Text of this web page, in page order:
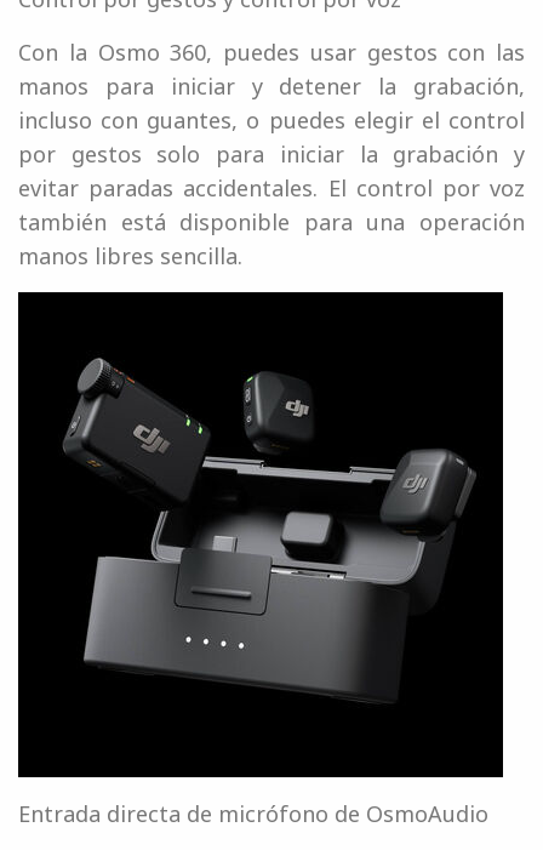
Con la Osmo 360, puedes usar gestos con las
manos para iniciar y detener la grabación,
incluso con guantes, o puedes elegir el control
por gestos solo para iniciar la grabación y
evitar paradas accidentales. El control por voz
también está disponible para una operación
manos libres sencilla.
Entrada directa de micrófono de OsmoAudio